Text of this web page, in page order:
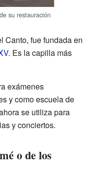
su restauración
Canto, fue fundada en
. Es la capilla más
exámenes
y como escuela de
se utiliza para
y conciertos.
o de los